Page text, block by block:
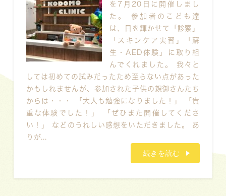
を7月20日に開催しまし
た。 参加者のこども達
は、目を輝かせて「診察」
「スキンケア実習」「蘇
生・AED体験」に取り組
んでくれました。 我々と
しては初めての試みだったため至らない点があった
かもしれませんが、参加された子供の親御さんたち
からは・・・ 「大人も勉強になりました！」 「貴
重な体験でした！」 「ぜひまた開催してくださ
い！」 などのうれしい感想をいただきました。 あ
りが...
続きを読む